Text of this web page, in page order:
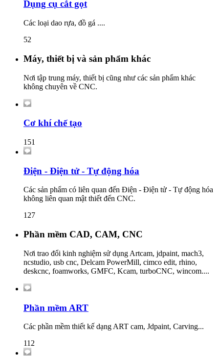
Dụng cụ cắt gọt
Các loại dao rựa, đồ gá ....
52
Máy, thiết bị và sản phẩm khác
Nơi tập trung máy, thiết bị cũng như các sản phẩm khác
không chuyên về CNC.
Cơ khí chế tạo
151
Điện - Điện tử - Tự động hóa
Các sản phẩm có liên quan đến Điện - Điện tử - Tự động hóa
không liên quan mật thiết đến CNC.
127
Phần mềm CAD, CAM, CNC
Nơi trao đổi kinh nghiệm sử dụng Artcam, jdpaint, mach3,
ncstudio, usb cnc, Delcam PowerMill, cimco edit, rhino,
deskcnc, foamworks, GMFC, Kcam, turboCNC, wincom....
Phần mềm ART
Các phần mềm thiết kế dạng ART cam, Jdpaint, Carving...
112